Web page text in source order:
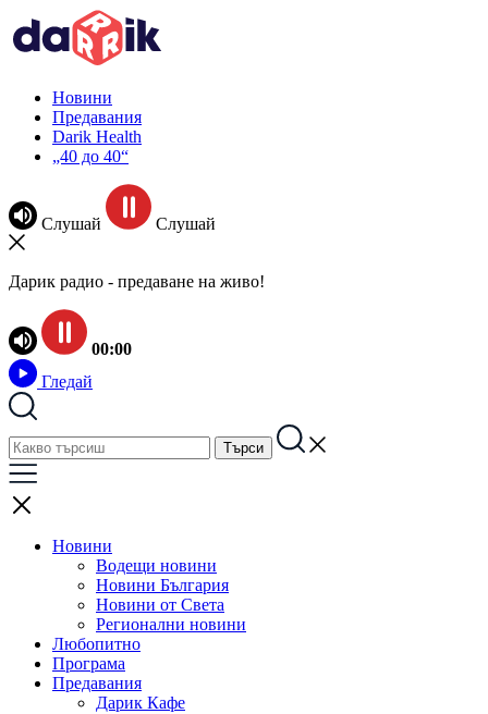
Новини
Предавания
Darik Health
„40 до 40“
Слушай Слушай
Дарик радио - предаване на живо!
00:00
Гледай
Новини
Водещи новини
Новини България
Новини от Света
Регионални новини
Любопитно
Програма
Предавания
Дарик Кафе